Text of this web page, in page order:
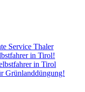
Service Thaler
in Tirol!
in Tirol
Grünlanddüngung!